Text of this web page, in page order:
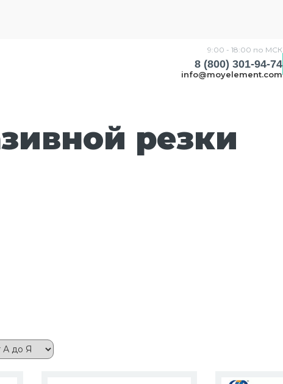
9:00 - 18:00 по МСК
8 (800) 301-94-74
info@moyelement.com
резки